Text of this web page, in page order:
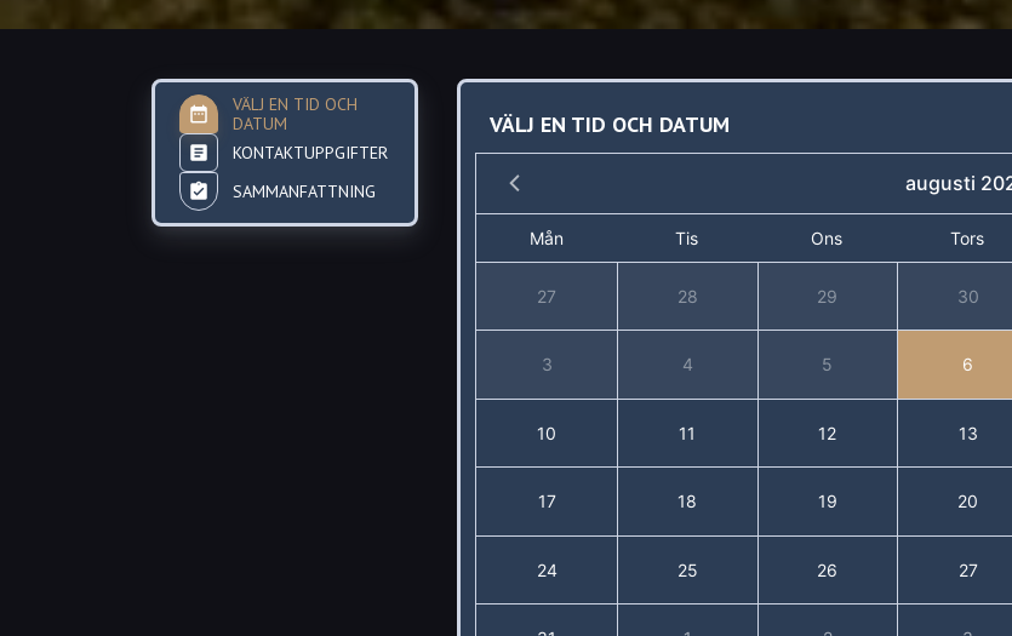
VÄLJ EN TID OCH
DATUM
KONTAKTUPPGIFTER
SAMMANFATTNING
VÄLJ EN TID OCH DATUM
augusti
Mån Tis Ons Tors
27 28 29 30
3 4 5 6
10 11 12 13
17 18 19 20
24 25 26 27